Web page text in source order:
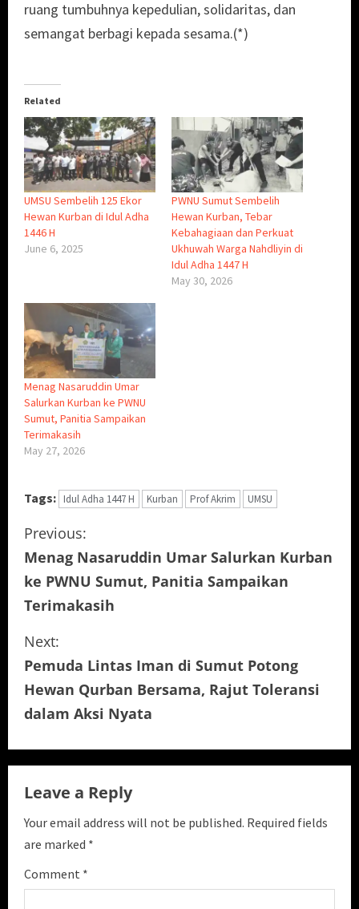
ruang tumbuhnya kepedulian, solidaritas, dan
semangat berbagi kepada sesama.(*)
Related
UMSU Sembelih 125 Ekor
Hewan Kurban di Idul Adha
1446 H
June 6, 2025
PWNU Sumut Sembelih
Hewan Kurban, Tebar
Kebahagiaan dan Perkuat
Ukhuwah Warga Nahdliyin di
Idul Adha 1447 H
May 30, 2026
Menag Nasaruddin Umar
Salurkan Kurban ke PWNU
Sumut, Panitia Sampaikan
Terimakasih
May 27, 2026
Tags: Idul Adha 1447 H Kurban Prof Akrim UMSU
C
o
n
t
i
n
e
R
e
a
Previous:
Menag Nasaruddin Umar Salurkan Kurban
ke PWNU Sumut, Panitia Sampaikan
Terimakasih
Next:
Pemuda Lintas Iman di Sumut Potong
Hewan Qurban Bersama, Rajut Toleransi
dalam Aksi Nyata
Leave a Reply
Your email address will not be published. Required fields
are marked *
Comment *